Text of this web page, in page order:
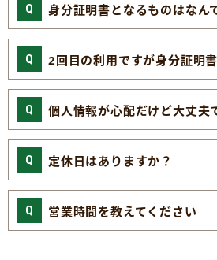
身分証明書となるものはなん
2回目の利用ですが身分証明
個人情報が心配だけど大丈夫
定休日はありますか？
営業時間を教えてください